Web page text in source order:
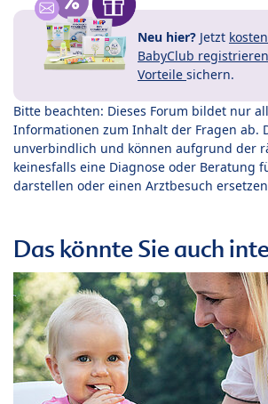
Neu hier? Jetzt
BabyClub registrieren
Vorteile sichern.
Bitte beachten: Dieses Forum bildet nur
Informationen zum Inhalt der Fragen ab.
unverbindlich und können aufgrund der
keinesfalls eine Diagnose oder Beratung
darstellen oder einen Arztbesuch
Das könnte Sie auch